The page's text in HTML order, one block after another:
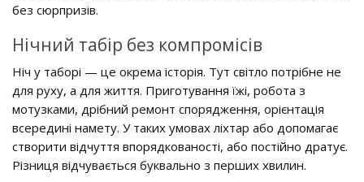
без сюрпризів.
Нічний табір без компромісів
Ніч у таборі — це окрема історія. Тут світло потрібне не
для руху, а для життя. Приготування їжі, робота з
мотузками, дрібний ремонт спорядження, орієнтація
всередині намету. У таких умовах ліхтар або допомагає
створити відчуття впорядкованості, або постійно дратує.
Різниця відчувається буквально з перших хвилин.